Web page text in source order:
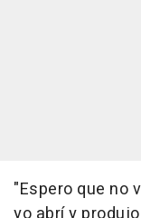
"Espero que no